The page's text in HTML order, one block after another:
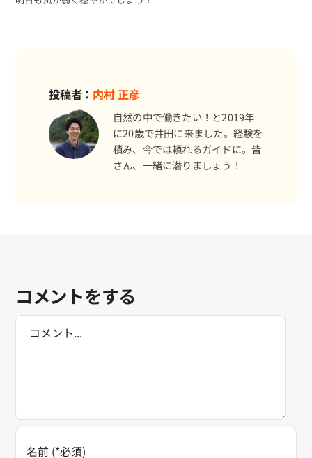
投稿者： 内村 正彦
自然の中で働きたい！と2019年
に20歳で井田に来ました。経験を
積み、今では頼れるガイドに。皆
さん、一緒に潜りましょう！
コメントをする
Comment